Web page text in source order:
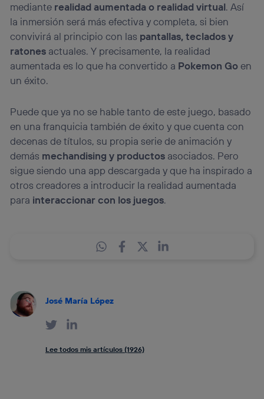
mediante realidad aumentada o realidad virtual. Así
la inmersión será más efectiva y completa, si bien
convivirá al principio con las pantallas, teclados y
ratones actuales. Y precisamente, la realidad
aumentada es lo que ha convertido a Pokemon Goen
un éxito.
Puede que ya no se hable tanto de este juego, basado
en una franquicia también de éxito y que cuenta con
decenas de títulos, su propia serie de animación y
demás mechandising y productos asociados. Pero
sigue siendo una app descargada y que ha inspirado a
otros creadores a introducir la realidad aumentada
para interaccionar con los juegos.
José María López
Lee todos mis artículos (1926)